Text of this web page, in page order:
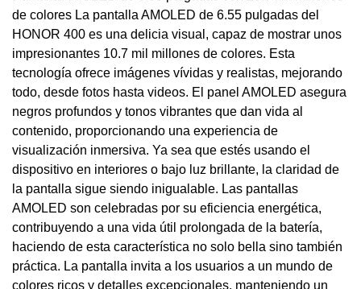
de colores La pantalla AMOLED de 6.55 pulgadas del
HONOR 400 es una delicia visual, capaz de mostrar unos
impresionantes 10.7 mil millones de colores. Esta
tecnología ofrece imágenes vívidas y realistas, mejorando
todo, desde fotos hasta videos. El panel AMOLED asegura
negros profundos y tonos vibrantes que dan vida al
contenido, proporcionando una experiencia de
visualización inmersiva. Ya sea que estés usando el
dispositivo en interiores o bajo luz brillante, la claridad de
la pantalla sigue siendo inigualable. Las pantallas
AMOLED son celebradas por su eficiencia energética,
contribuyendo a una vida útil prolongada de la batería,
haciendo de esta característica no solo bella sino también
práctica. La pantalla invita a los usuarios a un mundo de
colores ricos y detalles excepcionales, manteniendo un